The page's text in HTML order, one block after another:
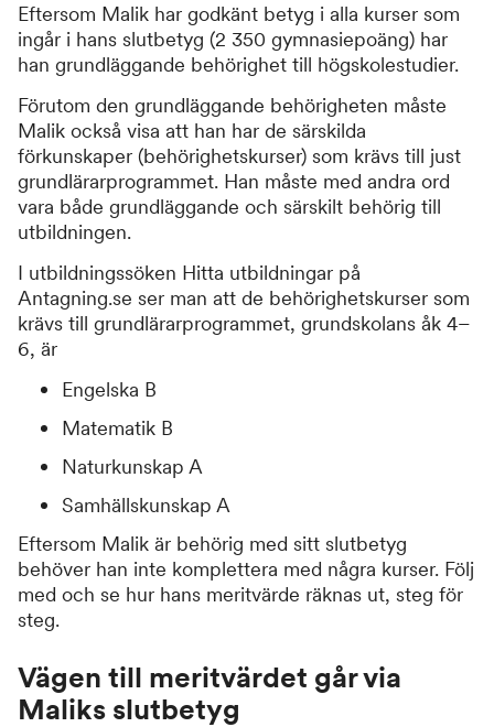
Eftersom Malik har godkänt betyg i alla kurser som
ingår i hans slutbetyg (2 350 gymnasiepoäng) har
han grundläggande behörighet till högskolestudier.
Förutom den grundläggande behörigheten måste
Malik också visa att han har de särskilda
förkunskaper (behörighetskurser) som krävs till just
grundlärarprogrammet. Han måste med andra ord
vara både grundläggande och särskilt behörig till
utbildningen.
I utbildningssöken Hitta utbildningar på
Antagning.se ser man att de behörighetskurser som
krävs till grundlärarprogrammet, grundskolans åk 4–
6, är
Engelska B
Matematik B
Naturkunskap A
Samhällskunskap A
Eftersom Malik är behörig med sitt slutbetyg
behöver han inte komplettera med några kurser. Följ
med och se hur hans meritvärde räknas ut, steg för
steg.
Vägen till meritvärdet går via
Maliks slutbetyg